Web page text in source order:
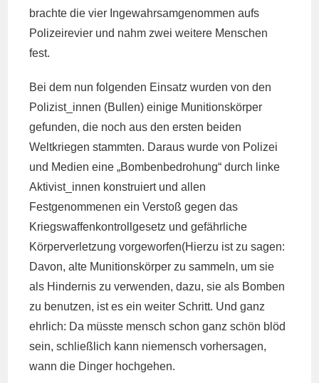
brachte die vier Ingewahrsamgenommen aufs
Polizeirevier und nahm zwei weitere Menschen
fest.
Bei dem nun folgenden Einsatz wurden von den
Polizist_innen (Bullen) einige Munitionskörper
gefunden, die noch aus den ersten beiden
Weltkriegen stammten. Daraus wurde von Polizei
und Medien eine „Bombenbedrohung“ durch linke
Aktivist_innen konstruiert und allen
Festgenommenen ein Verstoß gegen das
Kriegswaffenkontrollgesetz und gefährliche
Körperverletzung vorgeworfen(Hierzu ist zu sagen:
Davon, alte Munitionskörper zu sammeln, um sie
als Hindernis zu verwenden, dazu, sie als Bomben
zu benutzen, ist es ein weiter Schritt. Und ganz
ehrlich: Da müsste mensch schon ganz schön blöd
sein, schließlich kann niemensch vorhersagen,
wann die Dinger hochgehen.